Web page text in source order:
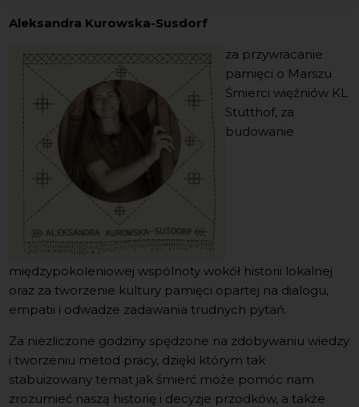
Aleksandra Kurowska-Susdorf
za przywracanie
pamięci o Marszu
Śmierci więźniów KL
Stutthof, za
budowanie
międzypokoleniowej wspólnoty wokół historii lokalnej
oraz za tworzenie kultury pamięci opartej na dialogu,
empatii i odwadze zadawania trudnych pytań.
Za niezliczone godziny spędzone na zdobywaniu wiedzy
i tworzeniu metod pracy, dzięki którym tak
stabuizowany temat jak śmierć może pomóc nam
zrozumieć naszą historię i decyzje przodków, a także